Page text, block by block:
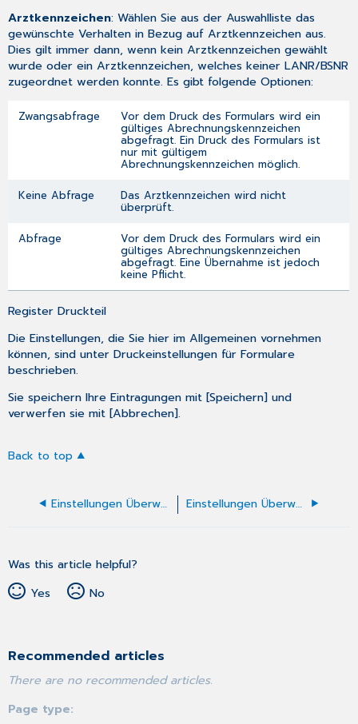
Arztkennzeichen: Wählen Sie aus der Auswahlliste das
gewünschte Verhalten in Bezug auf Arztkennzeichen aus.
Dies gilt immer dann, wenn kein Arztkennzeichen gewählt
wurde oder ein Arztkennzeichen, welches keiner LANR/BSNR
zugeordnet werden konnte. Es gibt folgende Optionen:
Zwangsabfrage Vor dem Druck des Formulars wird ein
gültiges Abrechnungskennzeichen
abgefragt. Ein Druck des Formulars ist
nur mit gültigem
Abrechnungskennzeichen möglich.
Keine Abfrage Das Arztkennzeichen wird nicht
überprüft.
Abfrage Vor dem Druck des Formulars wird ein
gültiges Abrechnungskennzeichen
abgefragt. Eine Übernahme ist jedoch
keine Pflicht.
Register Druckteil
Die Einstellungen, die Sie hier im Allgemeinen vornehmen
können, sind unterDruckeinstellungen für Formulare
beschrieben.
Sie speichern Ihre Eintragungen mit [Speichern] und
verwerfen sie mit [Abbrechen].
Back to top
Einstellungen Überweisung Psychotherapie Einstellungen Überweisung des D-Arztes/Handchirurgen (F2902)
Was this article helpful?
Yes
No
Recommended articles
There are no recommended articles.
Page type